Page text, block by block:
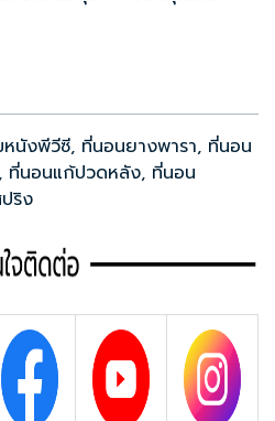
นังพีวีซี, ที่นอนยางพารา, ที่นอน
, ที่นอนแก้ปวดหลัง, ที่นอน
ริง